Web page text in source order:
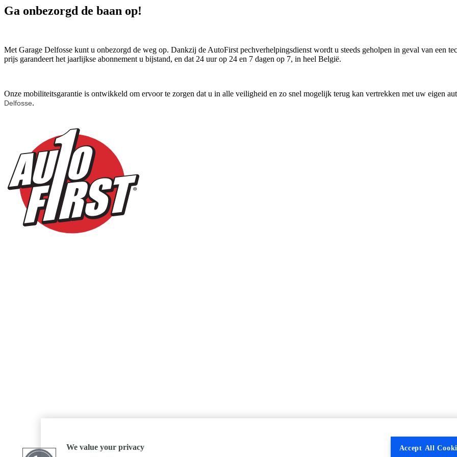
Ga onbezorgd de baan op!
Met Garage Delfosse kunt u onbezorgd de weg op. Dankzij de AutoFirst pechverhelpingsdienst wordt u steeds geholpen in geval van een
prijs garandeert het jaarlijkse abonnement u bijstand, en dat 24 uur op 24 en 7 dagen op 7, in heel België.
Onze mobiliteitsgarantie is ontwikkeld om ervoor te zorgen dat u in alle veiligheid en zo snel mogelijk terug kan vertrekken met uw eigen
Delfosse.
We value your privacy Accept All